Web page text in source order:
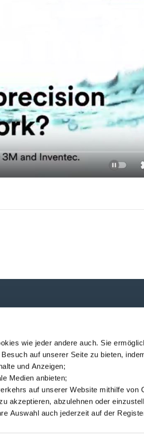
wie jeder andere auch. Sie
auf unserer Seite zu bieten,
und Anzeigen;
Medien anbieten;
auf unserer Website mithilfe von
akzeptieren, abzulehnen oder
Auswahl auch jederzeit auf der
Standorte Nachrichten MSDS